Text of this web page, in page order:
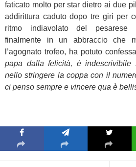
faticato molto per star dietro ai due
addirittura caduto dopo tre giri per
ritmo indiavolato del pesarese
finalmente in un abbraccio che
l’agognato trofeo, ha potuto
papa dalla felicità, è indescrivibile
nello stringere la coppa con il
ci penso sempre e vincere qua è